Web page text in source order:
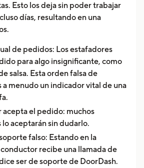
Esto los deja sin poder trabajar
días, resultando en una
de pedidos: Los estafadores
para algo insignificante, como
salsa. Esta orden falsa de
a menudo un indicador vital de una
acepta el pedido: muchos
aceptarán sin dudarlo.
falso: Estando en la
recibe una llamada de
ser de soporte de DoorDash.